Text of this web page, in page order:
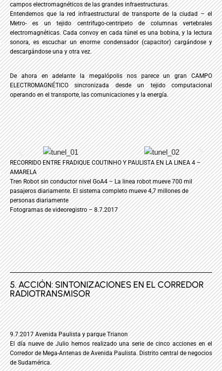
campos electromagnéticos de las grandes infraestructuras.
Entendemos que la red infraestructural de transporte de la ciudad – el
Metro- es un tejido centrifugo-centripeto de columnas vertebrales
electromagnéticas. Cada convoy en cada túnel es una bobina, y la lectura
sonora, es escuchar un enorme condensador (capacitor) cargándose y
descargándose una y otra vez.
De ahora en adelante la megalópolis nos parece un gran CAMPO
ELECTROMAGNÉTICO sincronizada desde un tejido computacional
operando en el transporte, las comunicaciones y la energía.
RECORRIDO ENTRE FRADIQUE COUTINHO Y PAULISTA EN LA LINEA 4 –
AMARELA
Tren Robot sin conductor nivel GoA4 – La linea robot mueve 700 mil
pasajeros diariamente. El sistema completo mueve 4,7 millones de
personas diariamente
Fotogramas de videoregistro – 8.7.2017
5. ACCIÓN: SINTONIZACIONES EN EL CORREDOR
RADIOTRANSMISOR
9.7.2017 Avenida Paulista y parque Trianon
El día nueve de Julio hemos realizado una serie de cinco acciones en el
Corredor de Mega-Antenas de Avenida Paulista. Distrito central de negocios
de Sudamérica.